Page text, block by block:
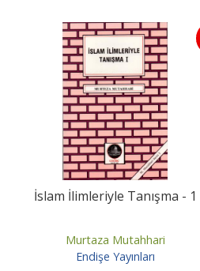
İslam İlimleriyle Tanışma - 1
Murtaza Mutahhari
Endişe Yayınları